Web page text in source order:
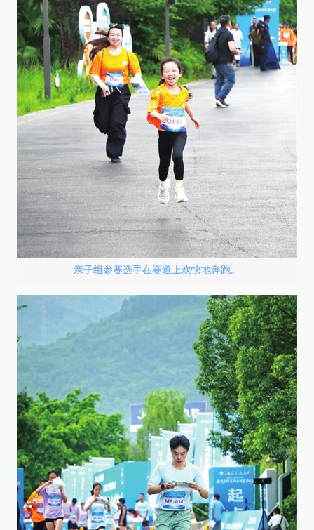
亲子组参赛选手在赛道上欢快地奔跑。